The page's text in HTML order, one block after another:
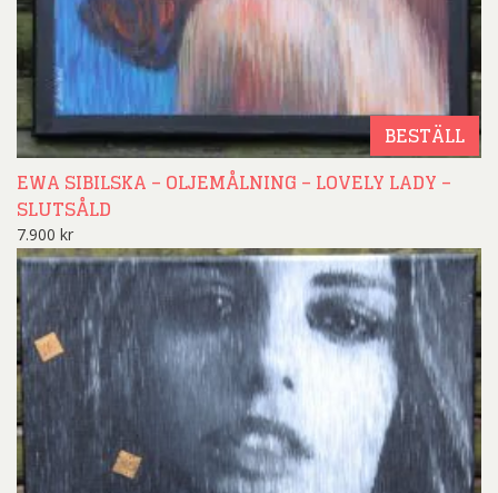
BESTÄLL
EWA SIBILSKA – OLJEMÅLNING – LOVELY LADY –
SLUTSÅLD
7.900 kr